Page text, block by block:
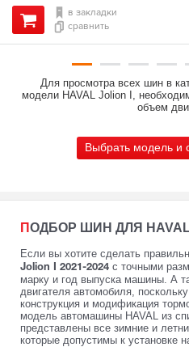
в закладки
сравнить
Для просмотра всех шин в
модели HAVAL Jolion I,
объем
Выбрать модель и
ПОДБОР ШИН ДЛЯ HAVAL
Если вы хотите сделать
Jolion I 2021-2024 с точными
марку и год выпуска машины. А
двигателя автомобиля,
конструкция и модификация
модель автомашины HAVAL из
представлены все зимние и
которые допустимы к установке